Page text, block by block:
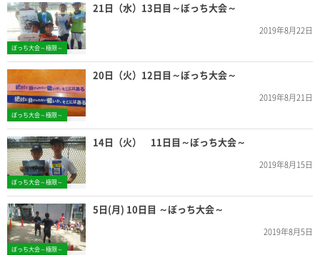
ぼっち大会～極限～
21日（水）13日目～ぼっち大会～
2019年8月22日
ぼっち大会～極限～
20日（火）12日目～ぼっち大会～
2019年8月21日
ぼっち大会～極限～
14日（火） 11日目～ぼっち大会～
2019年8月15日
ぼっち大会～極限～
5日(月) 10日目 ～ぼっち大会～
2019年8月5日